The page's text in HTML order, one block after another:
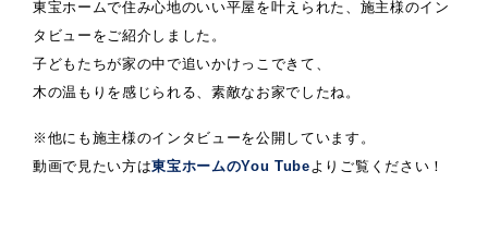
東宝ホームで住み心地のいい平屋を叶えられた、施主様のイン
タビューをご紹介しました。
子どもたちが家の中で追いかけっこできて、
木の温もりを感じられる、素敵なお家でしたね。
※他にも施主様のインタビューを公開しています。
動画で見たい方は東宝ホームのYou Tube よりご覧ください！